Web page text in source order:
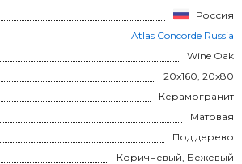
Россия
Atlas Concorde Russia
Wine Oak
20x160, 20x80
Керамогранит
Матовая
Под дерево
Коричневый, Бежевый